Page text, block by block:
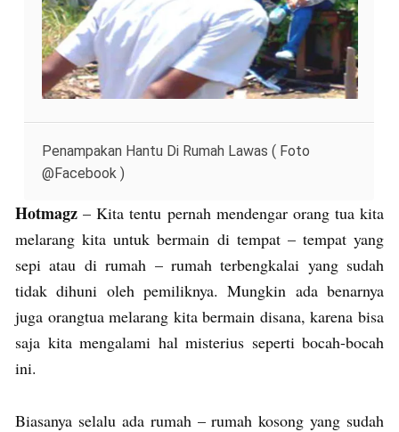
Penampakan Hantu Di Rumah Lawas ( Foto
@Facebook )
Hotmagz – Kita tentu pernah mendengar orang tua kita
melarang kita untuk bermain di tempat – tempat yang
sepi atau di rumah – rumah terbengkalai yang sudah
tidak dihuni oleh pemiliknya. Mungkin ada benarnya
juga orangtua melarang kita bermain disana, karena bisa
saja kita mengalami hal misterius seperti bocah-bocah
ini.
Biasanya selalu ada rumah – rumah kosong yang sudah